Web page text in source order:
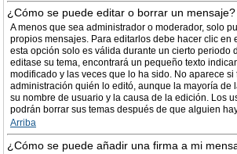
¿Cómo se puede editar o borrar un mensaje?
A menos que sea administrador o moderador, solo
propios mensajes. Para editarlos debe hacer clic en
esta opción solo es válida durante un cierto periodo
editase su tema, encontrará un pequeño texto
modificado y las veces que lo ha sido. No aparece
administración quién lo editó, aunque la mayoría de
su nombre de usuario y la causa de la edición. Los
podrán borrar sus temas después de que alguien
Arriba
¿Cómo se puede añadir una firma a mi